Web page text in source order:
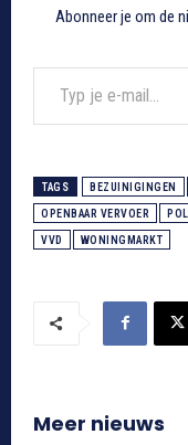
Abonneer je om de
Typ je e-mail...
TAGS BEZUINIGINGEN
OPENBAAR VERVOER
VVD WONINGMARKT
Meer nieuws